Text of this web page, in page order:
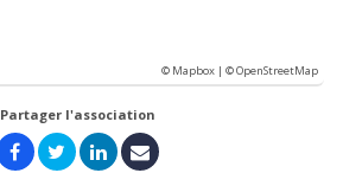
© Mapbox |© OpenStreetMap
Partager l'association